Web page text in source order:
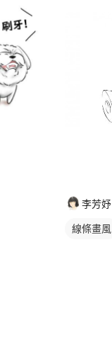
李芳妤
線條畫風